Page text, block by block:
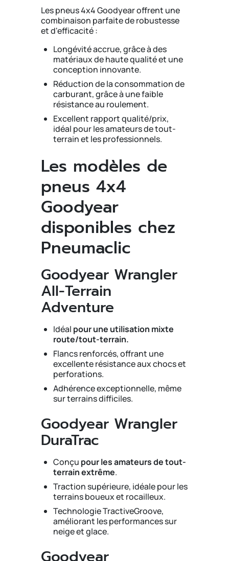
Les pneus 4x4 Goodyearoffrent une
combinaison parfaite de robustesse
et d'efficacité :
Longévité accrue, grâce à des
matériaux de haute qualité et une
conception innovante.
Réduction de la consommation de
carburant, grâce à une faible
résistance au roulement.
Excellent rapport qualité/prix,
idéal pour les amateurs de tout-
terrain et les professionnels.
Les modèles de
pneus 4x4
Goodyear
disponibles chez
Pneumaclic
Goodyear Wrangler
All-Terrain
Adventure
Idéal pour une utilisation mixte
route/tout-terrain.
Flancs renforcés, offrant une
excellente résistance aux chocs et
perforations.
Adhérence exceptionnelle, même
sur terrains difficiles.
Goodyear Wrangler
DuraTrac
Conçu pour les amateurs de tout-
terrain extrême.
Traction supérieure, idéale pour les
terrains boueux et rocailleux.
Technologie TractiveGroove,
améliorant les performances sur
neige et glace.